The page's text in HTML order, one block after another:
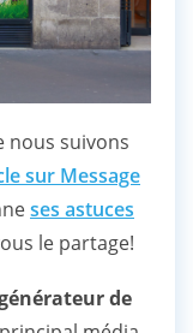
nous suivons
sur Message
ses astuces
le partage!
de